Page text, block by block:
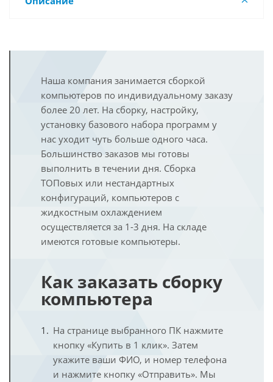
Наша компания занимается сборкой
компьютеров по индивидуальному заказу
более 20 лет. На сборку, настройку,
установку базового набора программ у
нас уходит чуть больше одного часа.
Большинство заказов мы готовы
выполнить в течении дня. Сборка
ТОПовых или нестандартных
конфигураций, компьютеров с
жидкостным охлаждением
осуществляется за 1-3 дня. На складе
имеются готовые компьютеры.
Как заказать сборку
компьютера
На странице выбранного ПК нажмите
кнопку «Купить в 1 клик». Затем
укажите ваши ФИО, и номер телефона
и нажмите кнопку «Отправить». Мы